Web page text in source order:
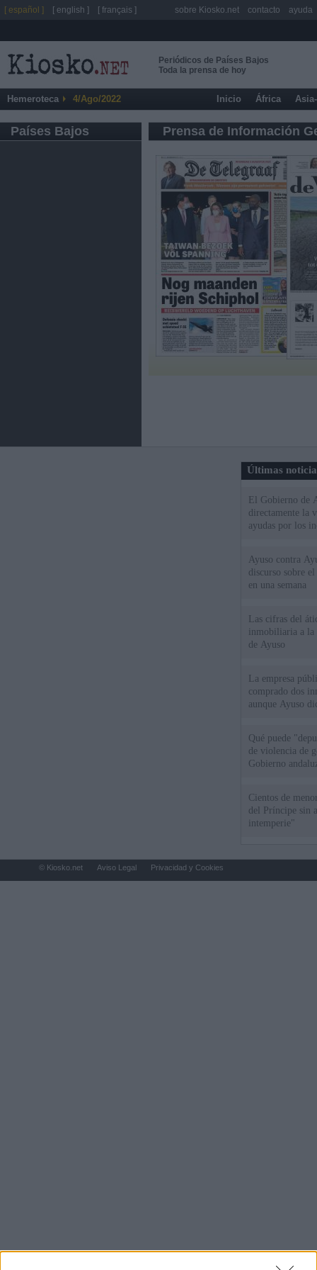
Periódicos de Países Bajos
Toda la prensa de hoy
Hemeroteca 4/Ago/2022 Inicio África
Países Bajos Prensa de Información
Últimas
El Gobierno de
directamente la
ayudas por los
Ayuso contra
discurso sobre
en una semana
Las cifras del
inmobiliaria a la
de Ayuso
La empresa
comprado dos
aunque Ayuso
Qué puede
de violencia de
Gobierno
Cientos de
del Príncipe sin
intemperie"
[ español ] [ english ] [ français ] sobre Kiosko.net contacto ayuda
© Kiosko.net Aviso Legal Privacidad y Cookies